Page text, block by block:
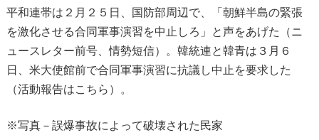
平和連帯は２月２５日、国防部周辺で、「朝鮮半島の緊張
を激化させる合同軍事演習を中止しろ」と声をあげた（ニ
ュースレター前号、情勢短信）。韓統連と韓青は３月６
日、米大使館前で合同軍事演習に抗議し中止を要求した
（活動報告はこちら）。
※写真－誤爆事故によって破壊された民家